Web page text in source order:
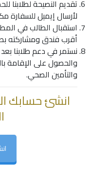
تقديم النصيحة لطلابنا
لأرسال إيميل للسفارة
استقبال الطالب في
أقرب فندق ومشاركته
نستمر في دعم طلابنا
والحصول على الإقامة
والتأمين الصحي.
انشئ حسابك